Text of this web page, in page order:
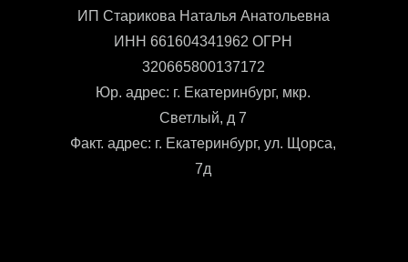
ИП Старикова Наталья Анатольевна
ИНН 661604341962 ОГРН
320665800137172
Юр. адрес: г. Екатеринбург, мкр.
Светлый, д 7
Факт. адрес: г. Екатеринбург, ул. Щорса,
7д